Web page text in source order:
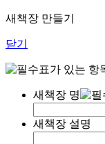
새책장 만들기
닫기
표가 있는 항
새책장 명
새책장 설명